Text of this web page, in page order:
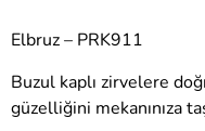
Elbruz – PRK911
Buzul kaplı zirvelere
güzelliğini mekanınıza